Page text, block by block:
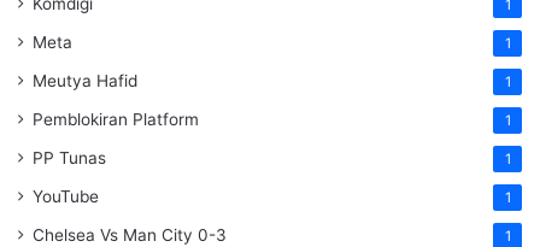
Komdigi 1
Meta 1
Meutya Hafid 1
Pemblokiran Platform 1
PP Tunas 1
YouTube 1
Chelsea Vs Man City 0-3 1